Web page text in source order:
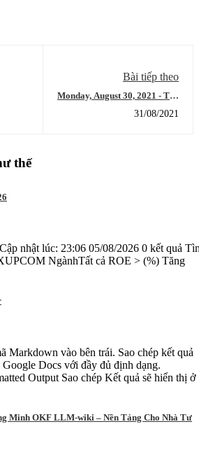
Bài tiếp theo
Monday, August 30, 2021 - The
31/08/2021
thế
nhật lúc: 23:06 05/08/2026 0 kết quả
NgànhTất cả ROE > (%) Tăng
Markdown vào bên trái. Sao chép kết quả
Docs với đầy đủ định dạng.
Output Sao chép Kết quả sẽ hiển thị ở
Minh OKF LLM-wiki – Nền Tảng Cho Nhà Tư